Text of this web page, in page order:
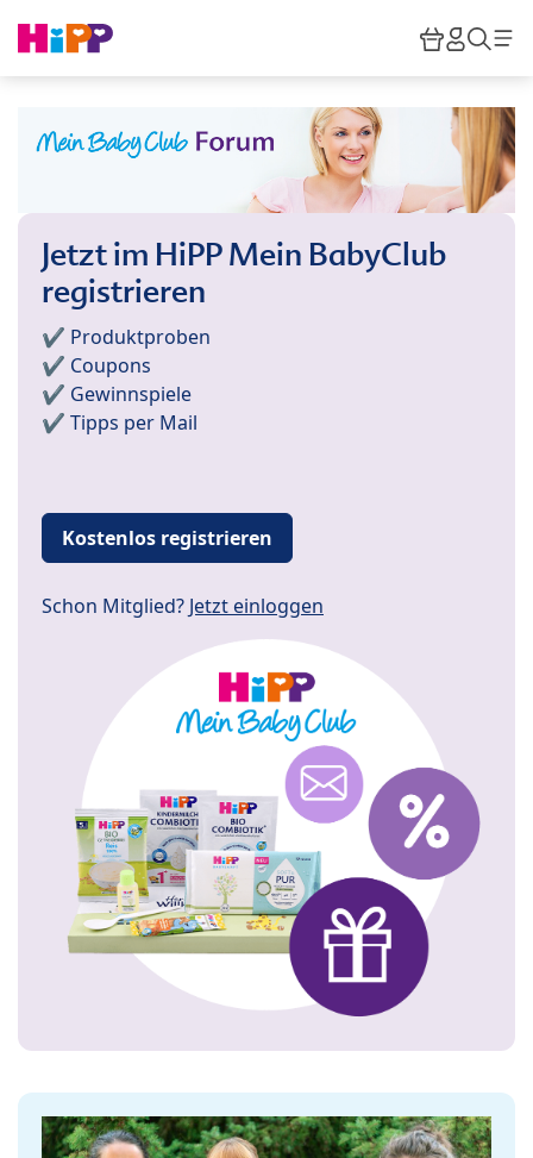
HiPP
Jetzt im HiPP Mein BabyClub
registrieren
✔️ Produktproben
✔️ Coupons
✔️ Gewinnspiele
✔️ Tipps per Mail
Kostenlos registrieren
Schon Mitglied? Jetzt einloggen